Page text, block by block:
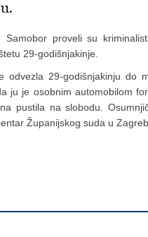
Samobor proveli su
29-godišnjakinje.
odvezla 29-godišnjakinju do
ju je osobnim automobilom
pustila na slobodu.
Županijskog suda u